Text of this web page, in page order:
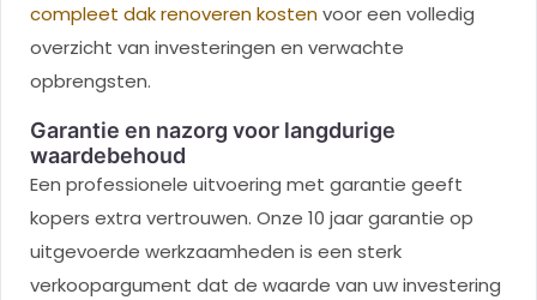
compleet dak renoveren kostenvoor een volledig
overzicht van investeringen en verwachte
opbrengsten.
Garantie en nazorg voor langdurige
waardebehoud
Een professionele uitvoering met garantie geeft
kopers extra vertrouwen. Onze 10 jaar garantie op
uitgevoerde werkzaamheden is een sterk
verkoopargument dat de waarde van uw investering